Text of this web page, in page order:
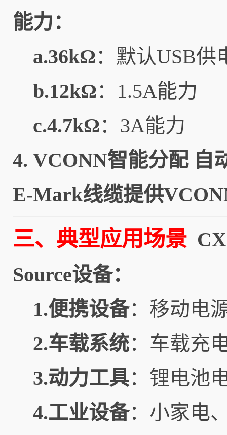
能力：
a.36kΩ：默认USB供
b.12kΩ：1.5A能力
c.4.7kΩ：3A能力
4. VCONN智能分配自
E-Mark线缆提供
三、典型应用场景
Source设备：
1.便携设备：移动电
2.车载系统：车载充
3.动力工具：锂电池
4.工业设备：小家电